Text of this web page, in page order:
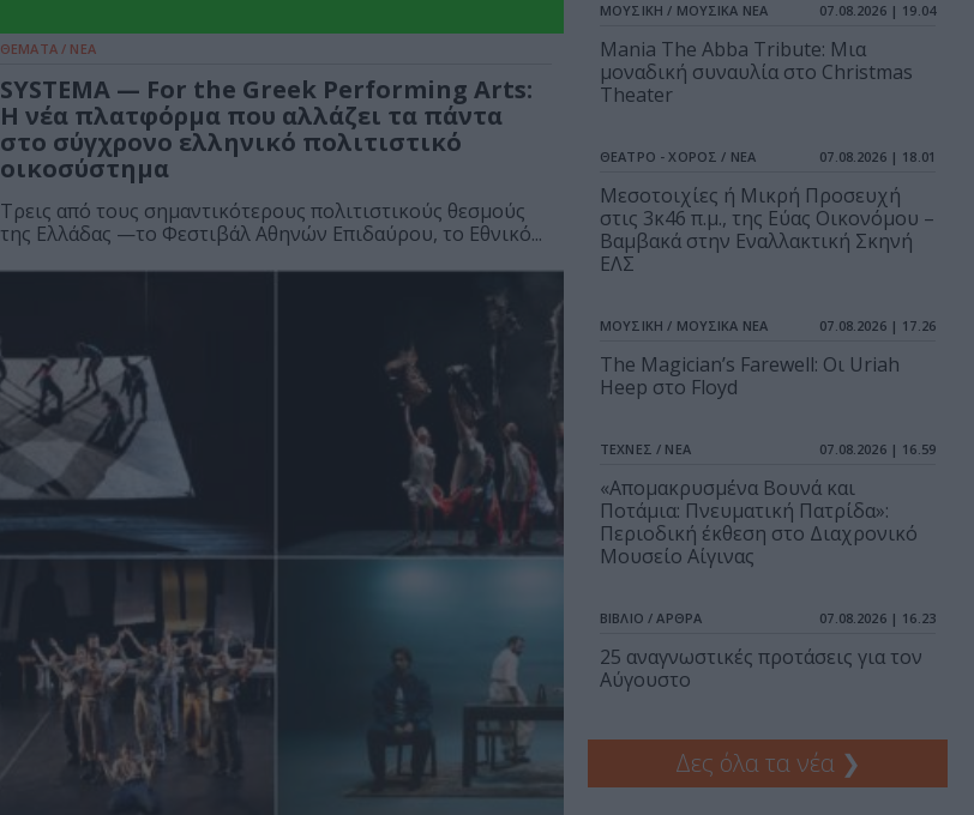
ΘΕΜΑΤΑ / ΝΕΑ
SYSTEMA — For the Greek Performing Arts:
Η νέα πλατφόρμα που αλλάζει τα πάντα
στο σύγχρονο ελληνικό πολιτιστικό
οικοσύστημα
Τρεις από τους σημαντικότερους πολιτιστικούς θεσμούς
της Ελλάδας —το Φεστιβάλ Αθηνών Επιδαύρου, το Εθνικό...
ΜΟΥΣΙΚΗ / ΜΟΥΣΙΚΑ ΝΕΑ 07.08.2026 | 19.04
Mania The Abba Tribute: Μια
μοναδική συναυλία στο Christmas
Theater
ΘΕΑΤΡΟ - ΧΟΡΟΣ / ΝΕΑ 07.08.2026 | 18.01
Μεσοτοιχίες ή Μικρή Προσευχή
στις 3κ46 π.μ., της Εύας Οικονόμου –
Βαμβακά στην Εναλλακτική Σκηνή
ΕΛΣ
ΜΟΥΣΙΚΗ / ΜΟΥΣΙΚΑ ΝΕΑ 07.08.2026 | 17.26
The Magician’s Farewell: Οι Uriah
Heep στο Floyd
ΤΕΧΝΕΣ / ΝΕΑ 07.08.2026 | 16.59
«Απομακρυσμένα Βουνά και
Ποτάμια: Πνευματική Πατρίδα»:
Περιοδική έκθεση στο Διαχρονικό
Μουσείο Αίγινας
ΒΙΒΛΙΟ / ΑΡΘΡΑ 07.08.2026 | 16.23
25 αναγνωστικές προτάσεις για τον
Αύγουστο
Δες όλα τα νέα ❯